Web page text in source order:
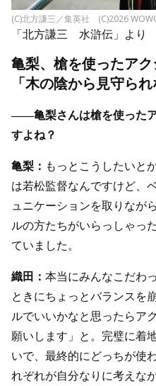
(C)北方謙三／集英社 (C)2026
「北方謙三 水滸伝」より
亀梨、槍を使ったア
「木の陰から見守ら
――亀梨さんは槍を使った
すよね？
亀梨： もっとこうしたいと
は若松監督なんですけど、
ュニケーションを取りなが
ルの方たちがいらっしゃっ
ていました。
織田： 本当にみんなこだわ
ときにちょっとバランスを
ルでいいかなと思ったらア
願いします」と。完璧に着
いで、最終的にどっちが使
れぞれが自分なりに考えな